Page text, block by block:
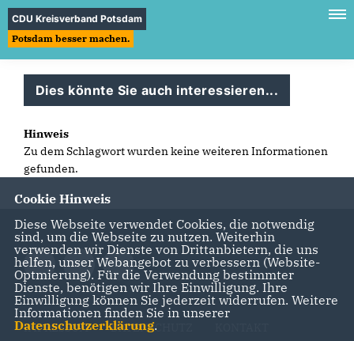
CDU Kreisverband Potsdam
Potsdam besser machen.
Dies könnte Sie auch interessieren...
Hinweis
Zu dem Schlagwort wurden keine weiteren Informationen
gefunden.
IMPRESSUM DATENSCHUTZ
Cookie Hinweis
Diese Webseite verwendet Cookies, die notwendig
sind, um die Webseite zu nutzen. Weiterhin
verwenden wir Dienste von Drittanbietern, die uns
helfen, unser Webangebot zu verbessern (Website-
Optmierung). Für die Verwendung bestimmter
Dienste, benötigen wir Ihre Einwilligung. Ihre
Einwilligung können Sie jederzeit widerrufen. Weitere
Informationen finden Sie in unserer
Datenschutzerklärung.